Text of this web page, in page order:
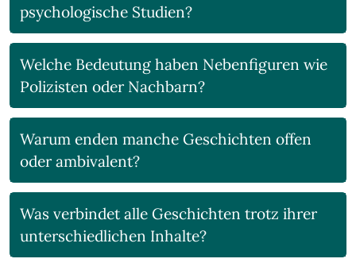
psychologische Studien?
Welche Bedeutung haben Nebenfiguren wie
Polizisten oder Nachbarn?
Warum enden manche Geschichten offen
oder ambivalent?
Was verbindet alle Geschichten trotz ihrer
unterschiedlichen Inhalte?